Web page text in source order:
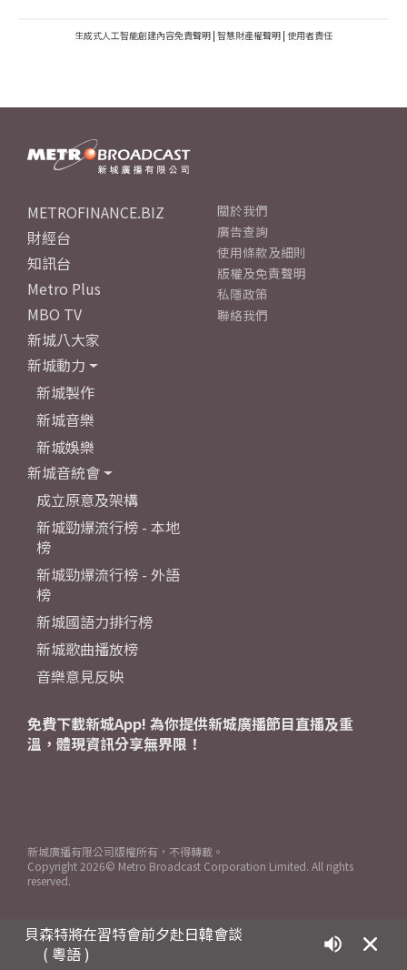
生成式人工智能創建內容免責聲明 | 智慧財產權聲明 | 使用者責任
貝森特將在習特會前夕赴日韓會談
( 粵語 )
METROFINANCE.BIZ
財經台
知訊台
Metro Plus
MBO TV
新城八大家
新城動力
新城製作
新城音樂
新城娛樂
新城音統會
成立原意及架構
新城勁爆流行榜 - 本地
榜
新城勁爆流行榜 - 外語
榜
新城國語力排行榜
新城歌曲播放榜
音樂意見反映
關於我們
廣告查詢
使用條款及細則
版權及免責聲明
私隱政策
聯絡我們
免費下載新城App! 為你提供新城廣播節目直播及重
溫，體現資訊分享無界限！
新城廣播有限公司版權所有，不得轉載。
Copyright 2026© Metro Broadcast Corporation Limited. All rights
reserved.